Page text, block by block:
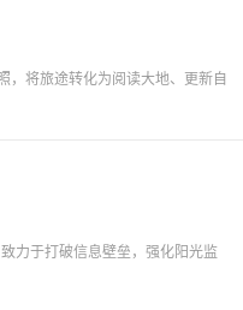
，将旅途转化为阅读大地、更新自
力于打破信息壁垒，强化阳光监